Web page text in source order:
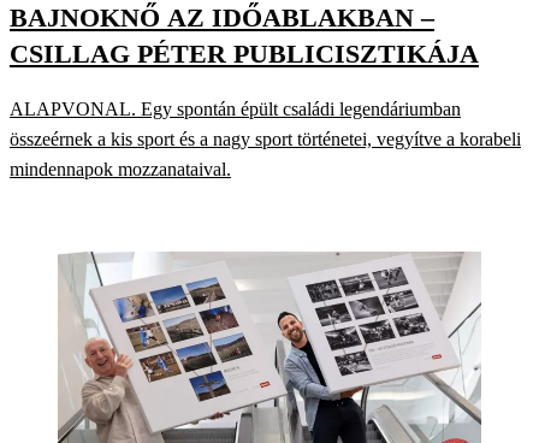
BAJNOKNŐ AZ IDŐABLAKBAN –
CSILLAG PÉTER PUBLICISZTIKÁJA
ALAPVONAL. Egy spontán épült családi legendáriumban
összeérnek a kis sport és a nagy sport történetei, vegyítve a korabeli
mindennapok mozzanataival.